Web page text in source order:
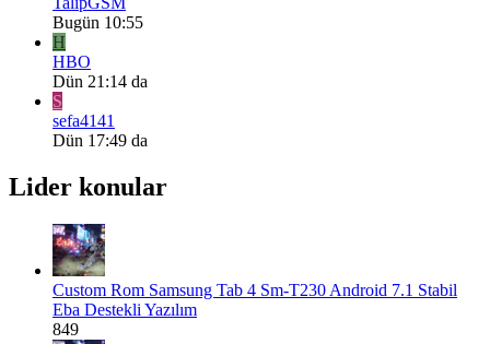
Bugün 10:55
H
HBO
Dün 21:14 da
S
sefa4141
Dün 17:49 da
Lider konular
Custom Rom Samsung Tab 4 Sm-T230 Android 7.1 Stabil
Eba Destekli Yazılım
849